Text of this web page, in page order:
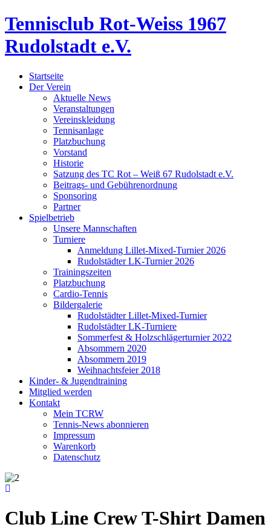
Tennisclub Rot-Weiss 1967
Rudolstadt e.V.
Startseite
Der Verein
Aktuelle News
Veranstaltungen
Vereinskleidung
Tennisanlage
Platzbuchung
Vorstand
Historie
Satzung des TC Rot – Weiß 67 Rudolstadt e.V.
Beitrags- und Gebührenordnung
Sponsoring
Partner
Spielbetrieb
Unsere Mannschaften
Turniere
Anmeldung Lillet-Mixed-Turnier 2026
Rudolstädter LK-Turnier 2026
Trainingszeiten
Platzbuchung
Cardio-Tennis
Bildergalerie
Rudolstädter Lillet-Mixed-Turnier
Rudolstädter LK-Turniere
Sommerfest & Holzschlägerturnier 2022
Absommern 2020
Absommern 2019
Weihnachtsfeier 2018
Kinder- & Jugendtraining
Mitglied werden
Kontakt
Mein TCRW
Tennis-News abonnieren
Impressum
Warenkorb
Datenschutz
Club Line Crew T-Shirt Damen